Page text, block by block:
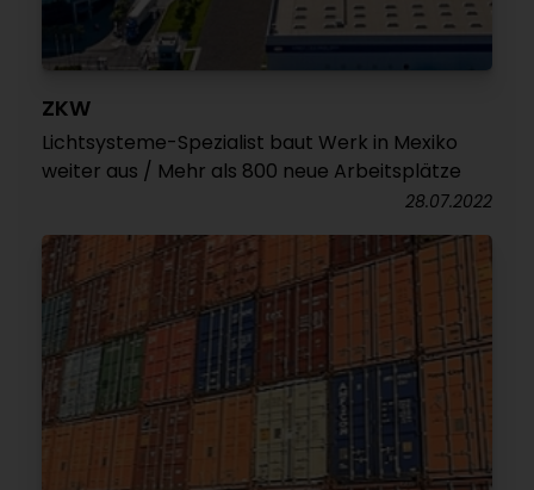
ZKW
Lichtsysteme-Spezialist baut Werk in Mexiko
weiter aus / Mehr als 800 neue Arbeitsplätze
28.07.2022